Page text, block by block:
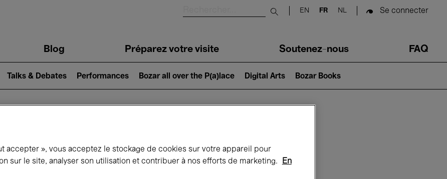
Submit search
EN FR NL Se connecter
Blog Préparez votre visite Soutenez-nous FAQ
Talks & Debates Performances Bozar all over the P(a)lace Digital Arts Bozar Books
se passe à Bozar
accepter », vous acceptez le stockage de cookies sur votre appareil pour
sur le site, analyser son utilisation et contribuer à nos efforts de marketing.
En